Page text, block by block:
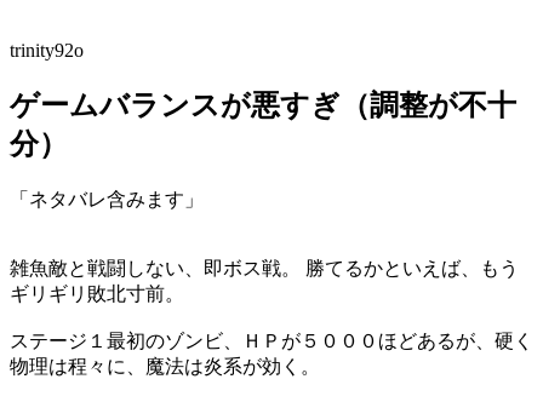
trinity92o
ゲームバランスが悪すぎ（調整が不十
分）
「ネタバレ含みます」
雑魚敵と戦闘しない、即ボス戦。 勝てるかといえば、もう
ギリギリ敗北寸前。
ステージ１最初のゾンビ、ＨＰが５０００ほどあるが、硬く
物理は程々に、魔法は炎系が効く。